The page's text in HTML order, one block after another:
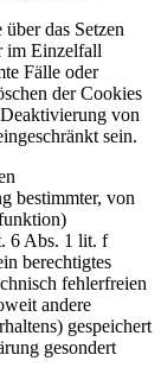
das Setzen
im Einzelfall
Fälle oder
der Cookies
von
sein.
bestimmter, von
6 Abs. 1 lit. f
berechtigtes
fehlerfreien
andere
gespeichert
gesondert